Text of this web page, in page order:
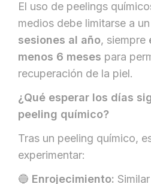
El uso de peelings
medios debe limitarse a un
sesiones al año, siempre
menos 6 meses para
recuperación de la piel.
¿Qué esperar los días
peeling químico?
Tras un peeling químico,
experimentar:
🔵 Enrojecimiento: